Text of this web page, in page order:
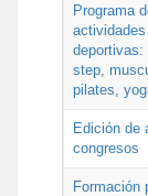
Programa
actividades
deportivas:
step,
pilates,
Edición de
congresos
Formación